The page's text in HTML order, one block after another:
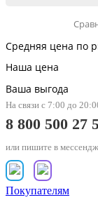
Средняя цена по
Наша цена
Ваша выгода
На связи с 7:00 до
8 800 500 27
или пишите в
Покупателям